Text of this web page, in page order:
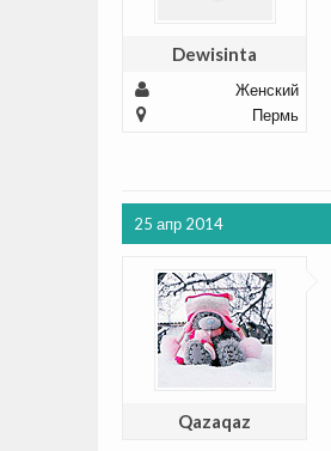
Dewisinta
Женский
Пермь
25 апр 2014
Qazaqaz